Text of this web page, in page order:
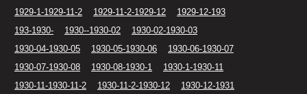
1929-1-1929-11-2
1929-11-2-1929-12
1929-12-193
193-1930-
1930--1930-02
1930-02-1930-03
1930-04-1930-05
1930-05-1930-06
1930-06-1930-07
1930-07-1930-08
1930-08-1930-1
1930-1-1930-11
1930-11-1930-11-2
1930-11-2-1930-12
1930-12-1931